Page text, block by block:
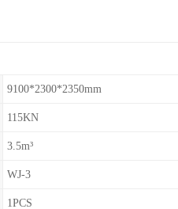
9100*2300*2350mm
115KN
3.5m³
WJ-3
1PCS